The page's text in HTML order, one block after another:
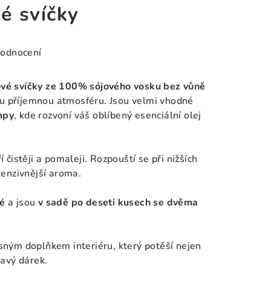
svíčky
svíčky ze 100% sójového vosku bez vůně
příjemnou atmosféru. Jsou velmi vhodné
, kde rozvoní váš oblíbený esenciální olej
čistěji a pomaleji. Rozpouští se při nižších
aroma.
a jsou v sadě po deseti kusech se dvěma
doplňkem interiéru, který potěší nejen
dárek.